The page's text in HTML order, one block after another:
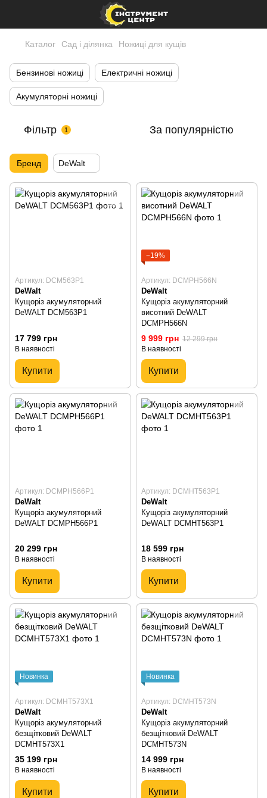
Каталог Сад і ділянка Ножиці для кущів
Бензинові ножиці Електричні ножиці
Акумуляторні ножиці
Фільтр 1 За популярністю
Бренд DeWalt
Артикул: DCM563P1
DeWalt
Кущоріз акумуляторний
DeWALT DCM563P1
17 799 грн
В наявності
Купити
−19%
Артикул: DCMPH566N
DeWalt
Кущоріз акумуляторний
висотний DeWALT
DCMPH566N
9 999 грн 12 299 грн
В наявності
Купити
Артикул: DCMPH566P1
DeWalt
Кущоріз акумуляторний
DeWALT DCMPH566P1
20 299 грн
В наявності
Купити
Артикул: DCMHT563P1
DeWalt
Кущоріз акумуляторний
DeWALT DCMHT563P1
18 599 грн
В наявності
Купити
Новинка
Артикул: DCMHT573X1
DeWalt
Кущоріз акумуляторний
безщітковий DeWALT
DCMHT573X1
35 199 грн
В наявності
Купити
Новинка
Артикул: DCMHT573N
DeWalt
Кущоріз акумуляторний
безщітковий DeWALT
DCMHT573N
14 999 грн
В наявності
Купити